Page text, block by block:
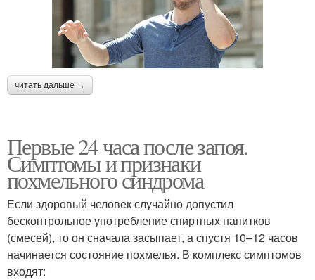
читать дальше →
Первые 24 часа после запоя.
Симптомы и признаки
похмельного синдрома
Если здоровый человек случайно допустил
бесконтрольное употребление спиртных напитков
(смесей), то он сначала засыпает, а спустя 10–12 часов
начинается состояние похмелья. В комплекс симптомов
входят: